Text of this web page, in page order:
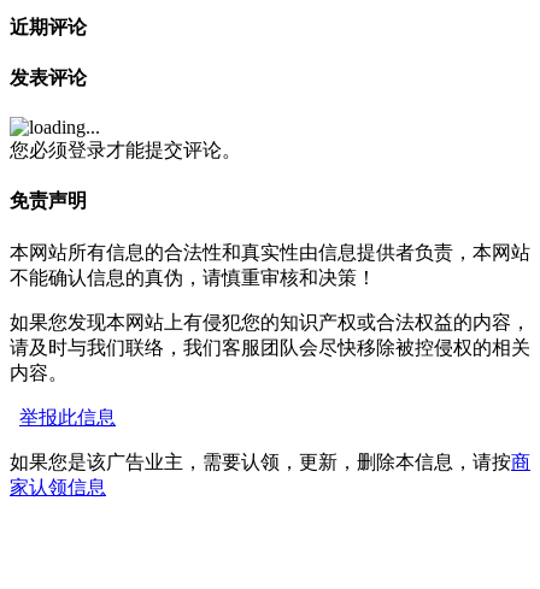
近期评论
发表评论
您必须登录才能提交评论。
免责声明
本网站所有信息的合法性和真实性由信息提供者负责，本网站
不能确认信息的真伪，请慎重审核和决策！
如果您发现本网站上有侵犯您的知识产权或合法权益的内容，
请及时与我们联络，我们客服团队会尽快移除被控侵权的相关
内容。
举报此信息
如果您是该广告业主，需要认领，更新，删除本信息，请按商
家认领信息